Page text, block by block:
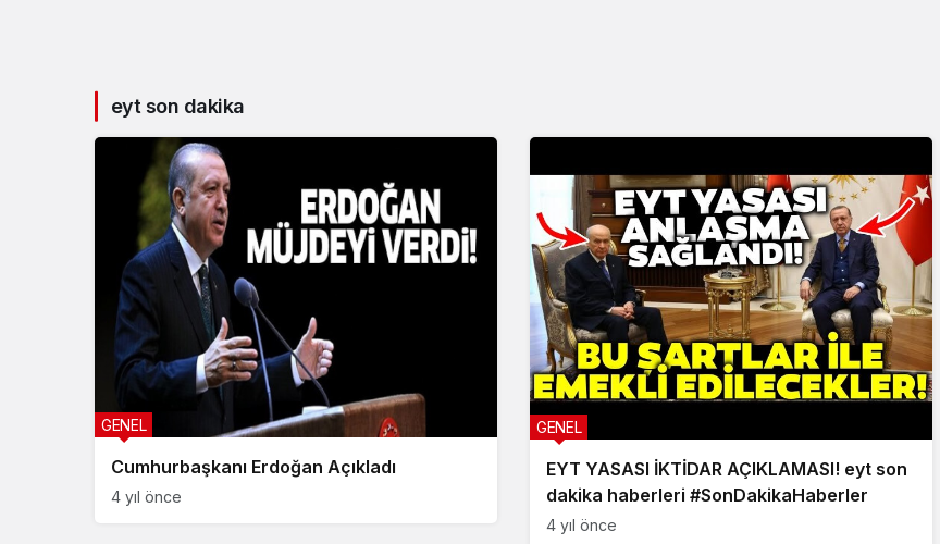
eyt son dakika
Cumhurbaşkanı Erdoğan Açıkladı
GENEL
4 yıl önce
EYT YASASI İKTİDAR AÇIKLAMASI! eyt son
dakika haberleri #SonDakikaHaberler
GENEL
4 yıl önce